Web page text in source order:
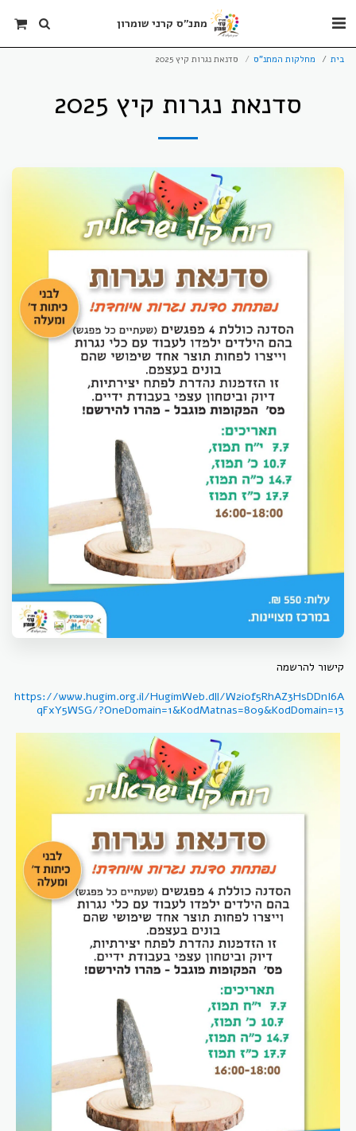
מתנ"ס קרני שומרון
בית מחלקות המתנ"ס סדנאת נגרות קיץ 2025
סדנאת נגרות קיץ 2025
קישור להרשמה
https://www.hugim.org.il/HugimWeb.dll/W2i0f5RhAZ3HsDDnI6A
qFxY5WSG/?OneDomain=1&KodMatnas=809&KodDomain=13